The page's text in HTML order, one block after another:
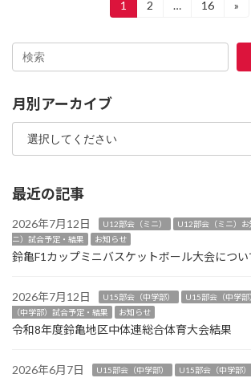
の
ー
ジ
り
固
定
ジ
1
固
ジ
2 …
固
ジ
16 »
月別アーカイブ
最近の記事
2026年7月12日 U12部会（ミニ） U12部会（ミニ）お
ニ）試合予定・結果
お知らせ
鈴亀F1カップミニバスケットボール大会につい
2026年7月12日 U15部会（中学部） U15部会（中学
（中学部）試合予定・結果
お知らせ
令和8年度鈴亀地区中体連総合体育大会結果
2026年6月7日 U15部会（中学部） U15部会（中学部